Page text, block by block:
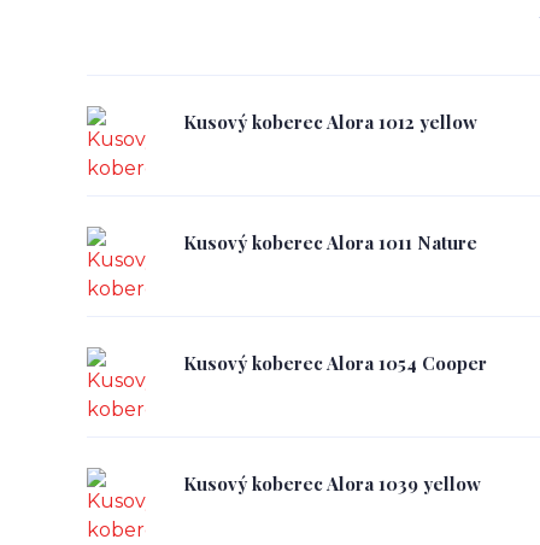
Kusový koberec Alora 1012 yellow
Kusový koberec Alora 1011 Nature
Kusový koberec Alora 1054 Cooper
Kusový koberec Alora 1039 yellow